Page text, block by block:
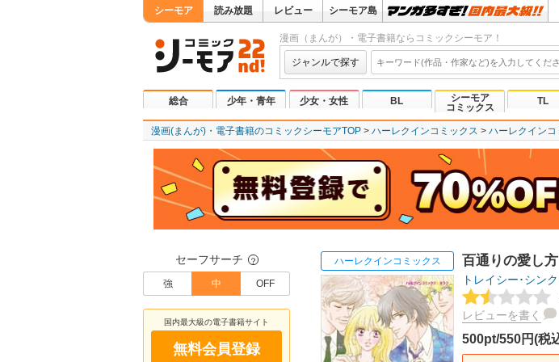
シーモア 読み放題 レビュー シーモア島
漫画（まんが）・電子書籍ならコミックシーモア！
ジャンルで探す
総合 少年・青年 少女・女性 BL
シーモア
コミックス
TL
漫画(まんが)・電子書籍のコミックシーモアTOP ハーレクインコミックス ハーレクインコ
セーフサーチ ？
強 中 OFF
国内最大級の電子書籍サイト
無料会員登録
ハーレクインコミックス 百通りの愛し
トレイシー･シン
レビューを書く
500pt/550円(税